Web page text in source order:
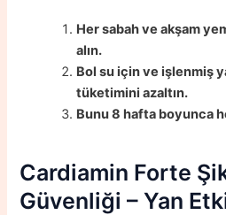
Her sabah ve akşam
alın.
Bol su için ve işlenmiş
tüketimini azaltın.
Bunu 8 hafta boyunca
Cardiamin Forte
Güvenliği – Yan